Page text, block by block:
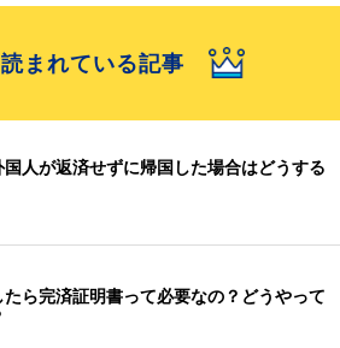
まれている記事